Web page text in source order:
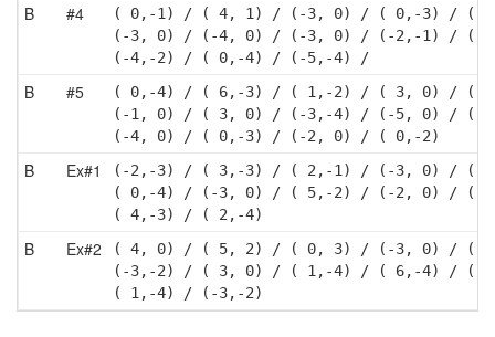
B #4
( 0,-1) / ( 4, 1) / (-3, 0) / ( 0,-3) / (
(-3, 0) / (-4, 0) / (-3, 0) / (-2,-1) / (-
(-4,-2) / ( 0,-4) / (-5,-4) /
B #5
( 0,-4) / ( 6,-3) / ( 1,-2) / ( 3, 0) / (
(-1, 0) / ( 3, 0) / (-3,-4) / (-5, 0) / (
(-4, 0) / ( 0,-3) / (-2, 0) / ( 0,-2)
B Ex#1
(-2,-3) / ( 3,-3) / ( 2,-1) / (-3, 0) / (
( 0,-4) / (-3, 0) / ( 5,-2) / (-2, 0) / (-
( 4,-3) / ( 2,-4)
B Ex#2
( 4, 0) / ( 5, 2) / ( 0, 3) / (-3, 0) / (
(-3,-2) / ( 3, 0) / ( 1,-4) / ( 6,-4) / (
( 1,-4) / (-3,-2)